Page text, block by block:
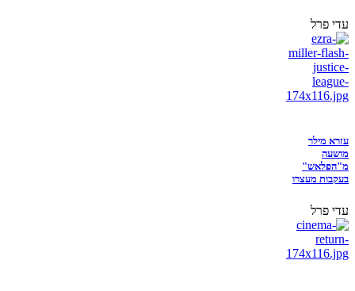
עדי פרל
עזרא מילר
מושעה
מ"הפלאש"
בעקבות מעצרו
עדי פרל